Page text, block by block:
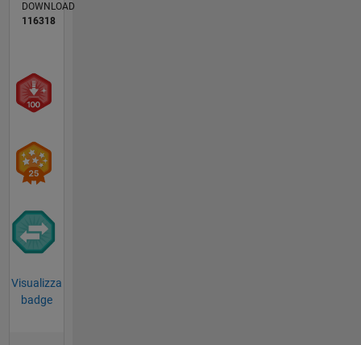
DOWNLOAD
116318
Visualizza
badge